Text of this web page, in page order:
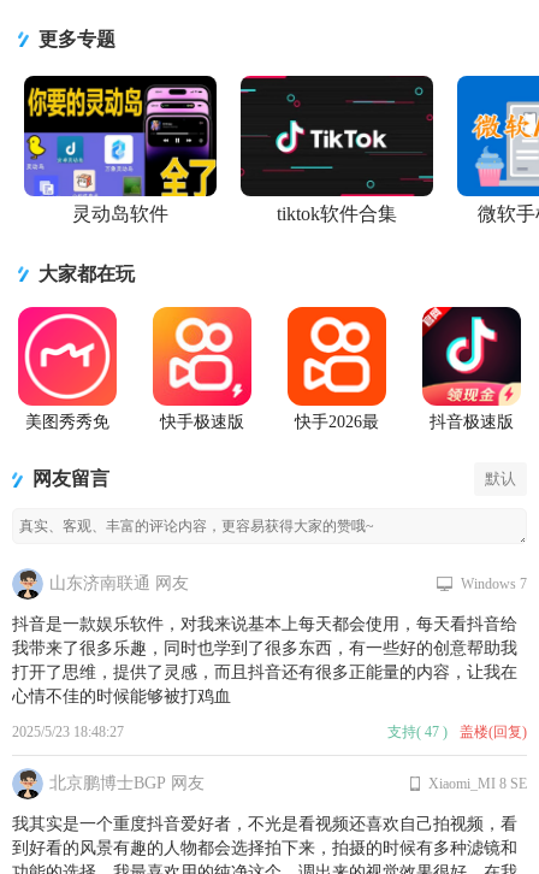
安卓去签名
版
更多专题
灵动岛软件 tiktok软件合集 微软手
大家都在玩
美图秀秀免
快手极速版
快手2026最
抖音极速版
网友留言 默认
山东济南联通 网友
2025/5/23 18:48:27
抖音是一款娱乐软件，对我来说基本上每天都会使用，每天看抖音给
我带来了很多乐趣，同时也学到了很多东西，有一些好的创意帮助我
打开了思维，提供了灵感，而且抖音还有很多正能量的内容，让我在
心情不佳的时候能够被打鸡血
Windows 7
支持( 47 ) 盖楼(回复)
北京鹏博士BGP 网友
我其实是一个重度抖音爱好者，不光是看视频还喜欢自己拍视频，看
到好看的风景有趣的人物都会选择拍下来，拍摄的时候有多种滤镜和
Xiaomi_MI 8 SE